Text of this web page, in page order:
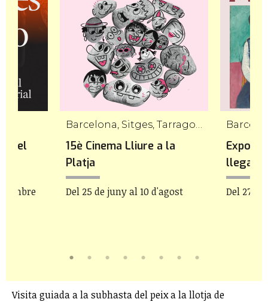
del
15è Cinema Lliure a la
Platja
Del 25 de juny al 10 d'agost
llegat
Del 27
Visita guiada a la subhasta del peix a la llotja de